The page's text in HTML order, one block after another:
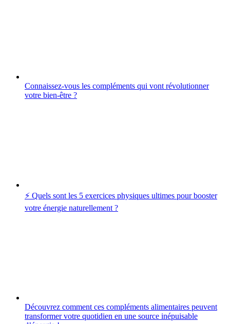
Connaissez-vous les compléments qui vont révolutionner
votre bien-être ?
⚡️ Quels sont les 5 exercices physiques ultimes pour booster
votre énergie naturellement ?
Découvrez comment ces compléments alimentaires peuvent
transformer votre quotidien en une source inépuisable